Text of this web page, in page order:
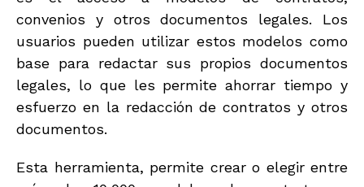
convenios y otros documentos legales. Los
usuarios pueden utilizar estos modelos como
base para redactar sus propios documentos
legales, lo que les permite ahorrar tiempo y
esfuerzo en la redacción de contratos y otros
documentos.
Esta herramienta, permite crear o elegir entre